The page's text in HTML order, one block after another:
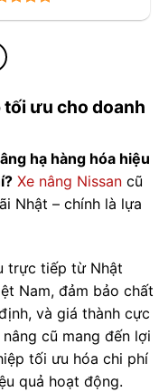
tối ưu cho doanh
hạ hàng hóa hiệu
Xe nâng Nissan cũ
Nhật – chính là lựa
trực tiếp từ Nhật
Nam, đảm bảo chất
và giá thành cực
cũ mang đến lợi
tối ưu hóa chi phí
quả hoạt động.